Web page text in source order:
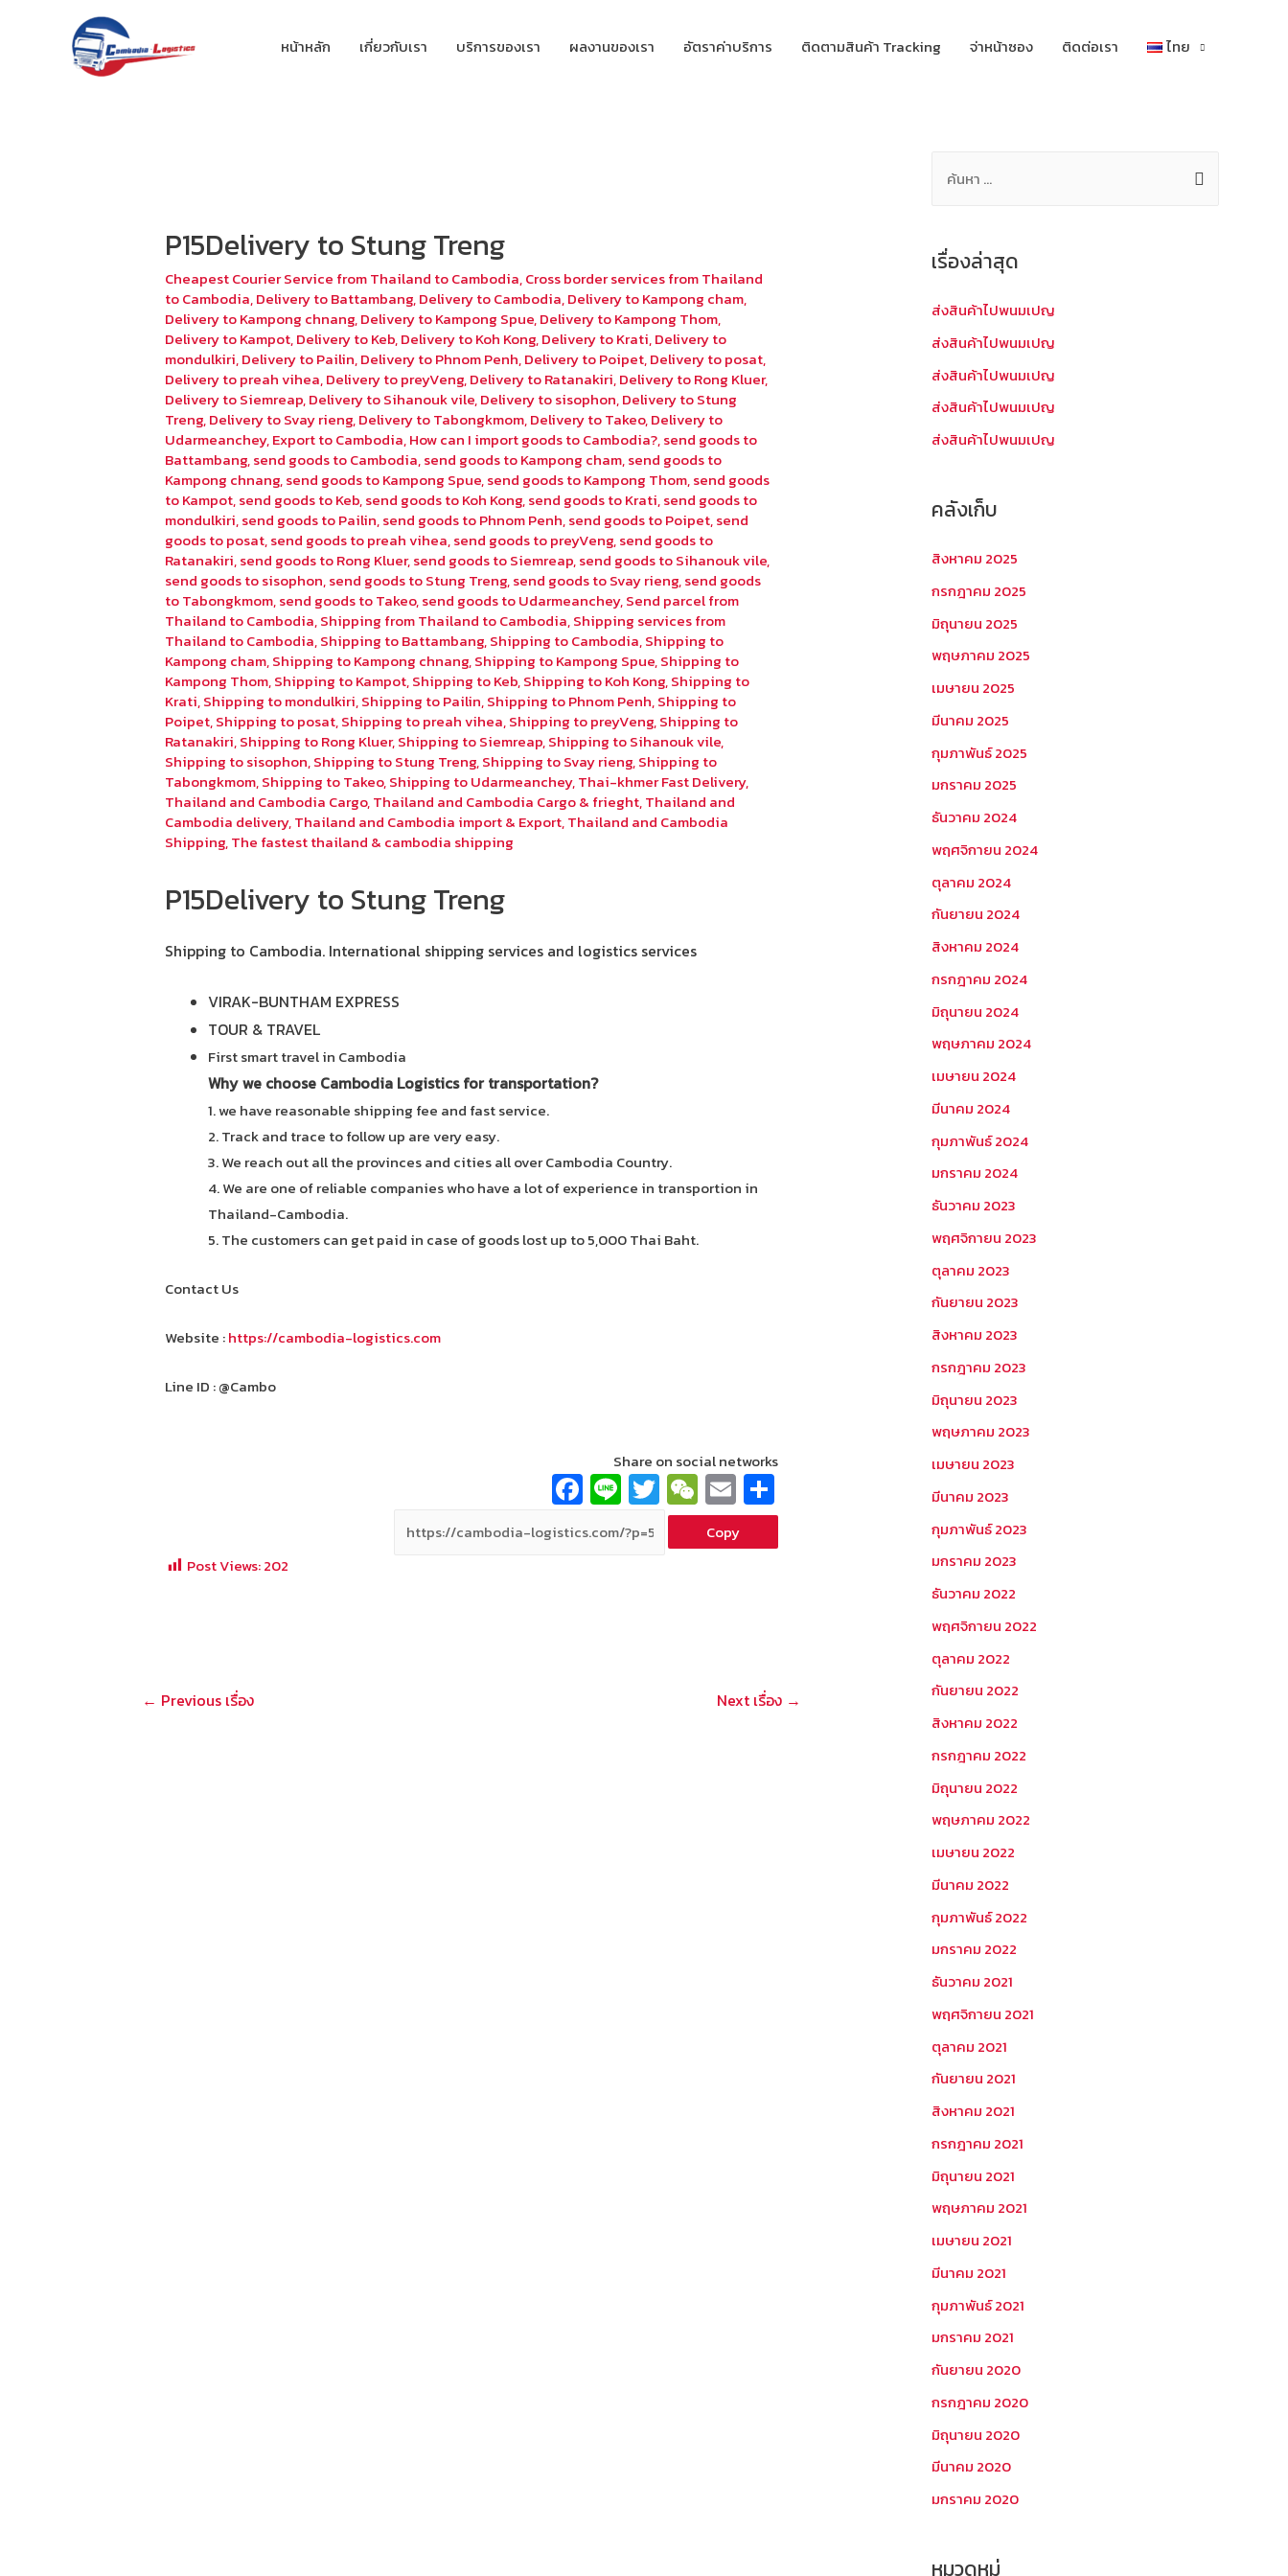
หน้าหลัก เกี่ยวกับเรา บริการของเรา ผลงานของเรา อัตราค่าบริการ ติดตามสินค้า Tracking จ่าหน้าซอง ติดต่อเรา ไทย
P15Delivery to Stung Treng
Cheapest Courier Service from Thailand to Cambodia,Cross border services from Thailand
to Cambodia,Delivery to Battambang,Delivery to Cambodia,Delivery to Kampong cham,
Delivery to Kampong chnang,Delivery to Kampong Spue,Delivery to Kampong Thom,
Delivery to Kampot,Delivery to Keb,Delivery to Koh Kong,Delivery to Krati,Delivery to
mondulkiri,Delivery to Pailin,Delivery to Phnom Penh,Delivery to Poipet,Delivery to posat,
Delivery to preah vihea,Delivery to preyVeng,Delivery to Ratanakiri,Delivery to Rong Kluer,
Delivery to Siemreap,Delivery to Sihanouk vile,Delivery to sisophon,Delivery to Stung
Treng,Delivery to Svay rieng,Delivery to Tabongkmom,Delivery to Takeo,Delivery to
Udarmeanchey,Export to Cambodia,How can I import goods to Cambodia?,send goods to
Battambang,send goods to Cambodia,send goods to Kampong cham,send goods to
Kampong chnang,send goods to Kampong Spue,send goods to Kampong Thom,send goods
to Kampot,send goods to Keb,send goods to Koh Kong,send goods to Krati,send goods to
mondulkiri,send goods to Pailin,send goods to Phnom Penh,send goods to Poipet,send
goods to posat,send goods to preah vihea,send goods to preyVeng,send goods to
Ratanakiri,send goods to Rong Kluer,send goods to Siemreap,send goods to Sihanouk vile,
send goods to sisophon,send goods to Stung Treng,send goods to Svay rieng,send goods
to Tabongkmom,send goods to Takeo,send goods to Udarmeanchey,Send parcel from
Thailand to Cambodia,Shipping from Thailand to Cambodia,Shipping services from
Thailand to Cambodia,Shipping to Battambang,Shipping to Cambodia,Shipping to
Kampong cham,Shipping to Kampong chnang,Shipping to Kampong Spue,Shipping to
Kampong Thom,Shipping to Kampot,Shipping to Keb,Shipping to Koh Kong,Shipping to
Krati,Shipping to mondulkiri,Shipping to Pailin,Shipping to Phnom Penh,Shipping to
Poipet,Shipping to posat,Shipping to preah vihea,Shipping to preyVeng,Shipping to
Ratanakiri,Shipping to Rong Kluer,Shipping to Siemreap,Shipping to Sihanouk vile,
Shipping to sisophon,Shipping to Stung Treng,Shipping to Svay rieng,Shipping to
Tabongkmom,Shipping to Takeo,Shipping to Udarmeanchey,Thai-khmer Fast Delivery,
Thailand and Cambodia Cargo,Thailand and Cambodia Cargo & frieght,Thailand and
Cambodia delivery,Thailand and Cambodia import & Export,Thailand and Cambodia
Shipping,The fastest thailand & cambodia shipping
P15Delivery to Stung Treng
Shipping to Cambodia. International shipping services and logistics services
VIRAK-BUNTHAM EXPRESS
TOUR & TRAVEL
First smart travel in Cambodia
Why we choose Cambodia Logistics for transportation?
1. we have reasonable shipping fee and fast service.
2. Track and trace to follow up are very easy.
3. We reach out all the provinces and cities all over Cambodia Country.
4. We are one of reliable companies who have a lot of experience in transportion in
Thailand-Cambodia.
5. The customers can get paid in case of goods lost up to 5,000 Thai Baht.
Contact Us
Website :https://cambodia-logistics.com
Line ID : @Cambo
Share on social networks
Fa
ce
b
Li
n
e
T
wi
tt
W
e
C
E
m
ai ar
Copy
Post Views:202
แนะแนว
← Previous เรื่อง Next เรื่อง →
ห
รั
บ
เรื่องล่าสุด
ส่งสินค้าไปพนมเปญ
ส่งสินค้าไปพนมเปญ
ส่งสินค้าไปพนมเปญ
ส่งสินค้าไปพนมเปญ
ส่งสินค้าไปพนมเปญ
คลังเก็บ
สิงหาคม 2025
กรกฎาคม 2025
มิถุนายน 2025
พฤษภาคม 2025
เมษายน 2025
มีนาคม 2025
กุมภาพันธ์ 2025
มกราคม 2025
ธันวาคม 2024
พฤศจิกายน 2024
ตุลาคม 2024
กันยายน 2024
สิงหาคม 2024
กรกฎาคม 2024
มิถุนายน 2024
พฤษภาคม 2024
เมษายน 2024
มีนาคม 2024
กุมภาพันธ์ 2024
มกราคม 2024
ธันวาคม 2023
พฤศจิกายน 2023
ตุลาคม 2023
กันยายน 2023
สิงหาคม 2023
กรกฎาคม 2023
มิถุนายน 2023
พฤษภาคม 2023
เมษายน 2023
มีนาคม 2023
กุมภาพันธ์ 2023
มกราคม 2023
ธันวาคม 2022
พฤศจิกายน 2022
ตุลาคม 2022
กันยายน 2022
สิงหาคม 2022
กรกฎาคม 2022
มิถุนายน 2022
พฤษภาคม 2022
เมษายน 2022
มีนาคม 2022
กุมภาพันธ์ 2022
มกราคม 2022
ธันวาคม 2021
พฤศจิกายน 2021
ตุลาคม 2021
กันยายน 2021
สิงหาคม 2021
กรกฎาคม 2021
มิถุนายน 2021
พฤษภาคม 2021
เมษายน 2021
มีนาคม 2021
กุมภาพันธ์ 2021
มกราคม 2021
กันยายน 2020
กรกฎาคม 2020
มิถุนายน 2020
มีนาคม 2020
มกราคม 2020
หมวดหมู่